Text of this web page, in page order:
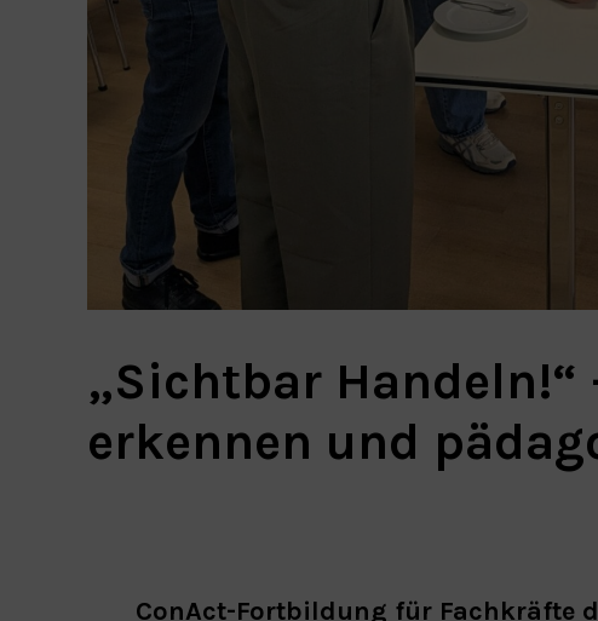
„Sichtbar
erkennen und
ConAct-Fortbildung für Fachkräfte